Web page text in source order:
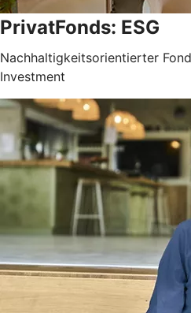
PrivatFonds: ESG
Nachhaltigkeitsorientierter
Investment